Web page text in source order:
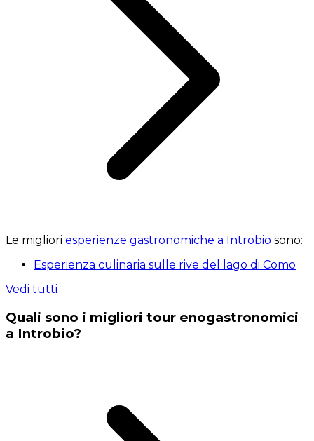
Le migliori esperienze gastronomiche a Introbio sono:
Esperienza culinaria sulle rive del lago di Como
Vedi tutti
Quali sono i migliori tour enogastronomici
a Introbio?